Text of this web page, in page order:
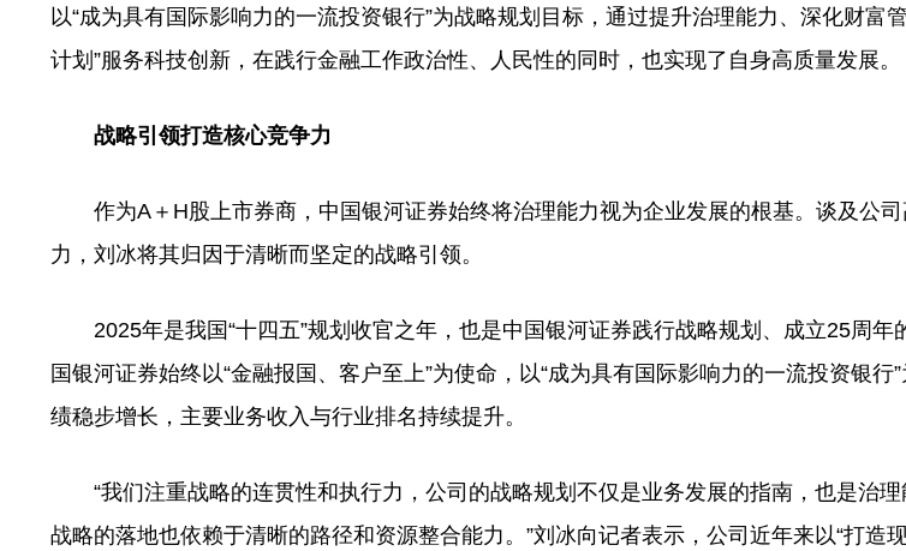
以“成为具有国际影响力的一流投资银行”为战略规划目标，通过提升治理能力、深化财富
计划”服务科技创新，在践行金融工作政治性、人民性的同时，也实现了自身高质量发展。
战略引领打造核心竞争力
作为A＋H股上市券商，中国银河证券始终将治理能力视为企业发展的根基。谈及公司
力，刘冰将其归因于清晰而坚定的战略引领。
2025年是我国“十四五”规划收官之年，也是中国银河证券践行战略规划、成立25周年
国银河证券始终以“金融报国、客户至上”为使命，以“成为具有国际影响力的一流投资银行
绩稳步增长，主要业务收入与行业排名持续提升。
“我们注重战略的连贯性和执行力，公司的战略规划不仅是业务发展的指南，也是治理
战略的落地也依赖于清晰的路径和资源整合能力。”刘冰向记者表示，公司近年来以“打造